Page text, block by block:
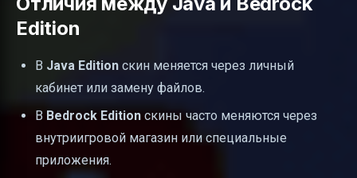
Edition
В Java Edition скин меняется через личный
кабинет или замену файлов.
В Bedrock Edition скины часто меняются через
внутриигровой магазин или специальные
приложения.